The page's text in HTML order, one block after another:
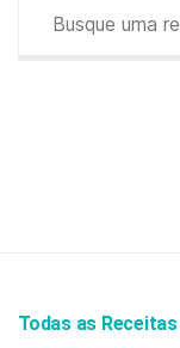
Todas as Receitas